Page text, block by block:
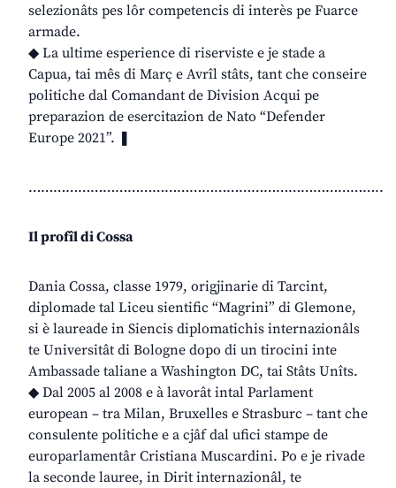
selezionâts pes lôr competencis di interès pe Fuarce
armade.
◆ La ultime esperience di riserviste e je stade a
Capua, tai mês di Març e Avrîl stâts, tant che conseire
politiche dal Comandant de Division Acqui pe
preparazion de esercitazion de Nato “Defender
Europe 2021”. ❚
…………………………………………………………………………..
Il profîl di Cossa
Dania Cossa, classe 1979, origjinarie di Tarcint,
diplomade tal Liceu sientific “Magrini” di Glemone,
si è laureade in Siencis diplomatichis internazionâls
te Universitât di Bologne dopo di un tirocini inte
Ambassade taliane a Washington DC, tai Stâts Unîts.
◆ Dal 2005 al 2008 e à lavorât intal Parlament
european – tra Milan, Bruxelles e Strasburc – tant che
consulente politiche e a cjâf dal ufici stampe de
europarlamentâr Cristiana Muscardini. Po e je rivade
la seconde lauree, in Dirit internazionâl, te